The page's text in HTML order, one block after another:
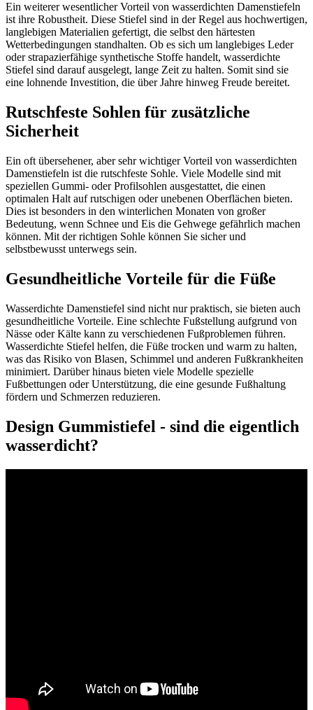
Ein weiterer wesentlicher Vorteil von wasserdichten Damenstiefeln
ist ihre Robustheit. Diese Stiefel sind in der Regel aus hochwertigen,
langlebigen Materialien gefertigt, die selbst den härtesten
Wetterbedingungen standhalten. Ob es sich um langlebiges Leder
oder strapazierfähige synthetische Stoffe handelt, wasserdichte
Stiefel sind darauf ausgelegt, lange Zeit zu halten. Somit sind sie
eine lohnende Investition, die über Jahre hinweg Freude bereitet.
Rutschfeste Sohlen für zusätzliche
Sicherheit
Ein oft übersehener, aber sehr wichtiger Vorteil von wasserdichten
Damenstiefeln ist die rutschfeste Sohle. Viele Modelle sind mit
speziellen Gummi- oder Profilsohlen ausgestattet, die einen
optimalen Halt auf rutschigen oder unebenen Oberflächen bieten.
Dies ist besonders in den winterlichen Monaten von großer
Bedeutung, wenn Schnee und Eis die Gehwege gefährlich machen
können. Mit der richtigen Sohle können Sie sicher und
selbstbewusst unterwegs sein.
Gesundheitliche Vorteile für die Füße
Wasserdichte Damenstiefel sind nicht nur praktisch, sie bieten auch
gesundheitliche Vorteile. Eine schlechte Fußstellung aufgrund von
Nässe oder Kälte kann zu verschiedenen Fußproblemen führen.
Wasserdichte Stiefel helfen, die Füße trocken und warm zu halten,
was das Risiko von Blasen, Schimmel und anderen Fußkrankheiten
minimiert. Darüber hinaus bieten viele Modelle spezielle
Fußbettungen oder Unterstützung, die eine gesunde Fußhaltung
fördern und Schmerzen reduzieren.
Design Gummistiefel - sind die eigentlich
wasserdicht?